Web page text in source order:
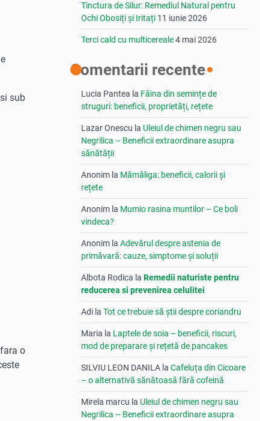
sub
o
Tinctura de Silur: Remediul Natural pentru
Ochi Obosiți și Iritați 11 iunie 2026
Terci cald cu multicereale4 mai 2026
Comentarii recente
Lucia Pantea la Făina din semințe de
struguri: beneficii, proprietăți, rețete
Lazar Onescu la Uleiul de chimen negru sau
Negrilica – Beneficii extraordinare asupra
sănătății
Anonim la Mămăliga: beneficii, calorii și
rețete
Anonim la Mumio rasina muntilor – Ce boli
vindeca?
Anonim la Adevărul despre astenia de
primăvară: cauze, simptome și soluții
Albota Rodica la Remedii naturiste pentru
reducerea si prevenirea celulitei
Adi la Tot ce trebuie să știi despre coriandru
Maria la Laptele de soia – beneficii, riscuri,
mod de preparare și rețetă de pancakes
SILVIU LEON DANILA la Cafeluța din Cicoare
– o alternativă sănătoasă fără cofeină
Mirela marcu la Uleiul de chimen negru sau
Negrilica – Beneficii extraordinare asupra